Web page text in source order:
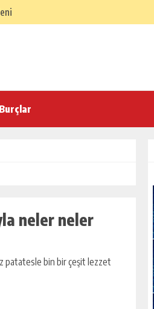
Burçlar
neler neler
patatesle bin bir çeşit lezzet